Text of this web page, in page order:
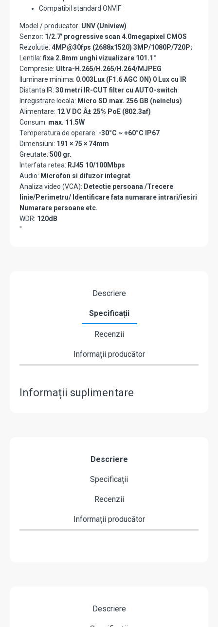
Compatibil standard ONVIF
Model / producator: UNV (Uniview)
Senzor: 1/2.7' progressive scan 4.0megapixel CMOS
Rezolutie: 4MP@30fps (2688x1520) 3MP/1080P/720P;
Lentila: fixa 2.8mm unghi vizualizare 101.1°
Compresie: Ultra-H.265/H.265/H.264/MJPEG
Iluminare minima: 0.003Lux (F1.6 AGC ON) 0 Lux cu IR
Distanta IR: 30 metri IR-CUT filter cu AUTO-switch
Inregistrare locala: Micro SD max. 256 GB (neinclus)
Alimentare: 12 V DC Â± 25% PoE (802.3af)
Consum: max. 11.5W
Temperatura de operare: -30°C ~ +60°C IP67
Dimensiuni: 191 × 75 × 74mm
Greutate: 500 gr.
Interfata retea: RJ45 10/100Mbps
Audio: Microfon si difuzor integrat
Analiza video (VCA): Detectie persoana /Trecere
linie/Perimetru/ Identificare fata numarare intrari/iesiri
Numarare persoane etc.
WDR: 120dB
"
Descriere
Specificații
Recenzii
Informații producător
Informații suplimentare
Descriere
Specificații
Recenzii
Informații producător
Descriere